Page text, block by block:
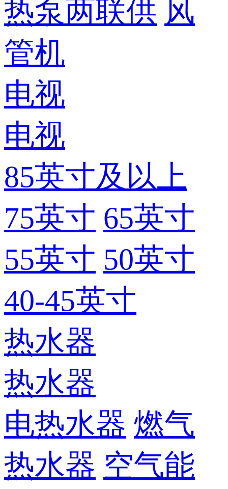
热泵两联供 风
管机
电视
电视
85英寸及以上
75英寸 65英寸
55英寸 50英寸
40-45英寸
热水器
热水器
电热水器 燃气
热水器 空气能